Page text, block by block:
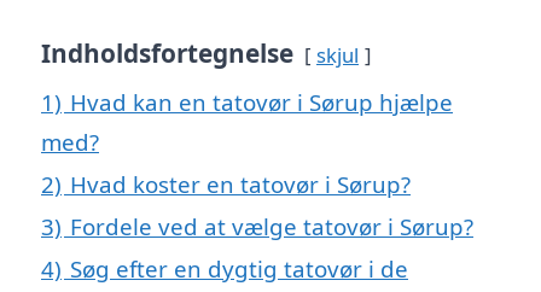
Indholdsfortegnelse skjul
1) Hvad kan en tatovør i Sørup hjælpe
med?
2) Hvad koster en tatovør i Sørup?
3) Fordele ved at vælge tatovør i Sørup?
4) Søg efter en dygtig tatovør i de